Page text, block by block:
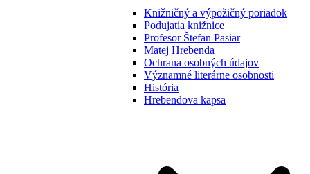
Knižničný a výpožičný poriadok
Podujatia knižnice
Profesor Štefan Pasiar
Matej Hrebenda
Ochrana osobných údajov
Významné literárne osobnosti
História
Hrebendova kapsa